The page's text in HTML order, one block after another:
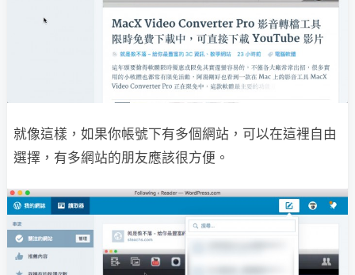
就像這樣，如果你帳號下有多個網站，可以在這裡自由
選擇，有多網站的朋友應該很方便。